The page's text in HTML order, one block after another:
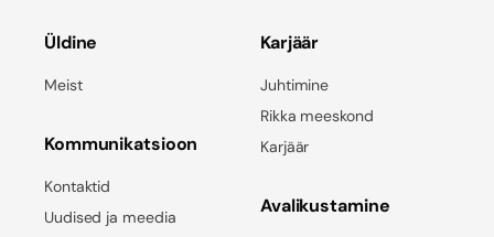
Üldine
Meist
Kommunikatsioon
Kontaktid
Uudised ja meedia
Karjäär
Juhtimine
Rikka meeskond
Karjäär
Avalikustamine